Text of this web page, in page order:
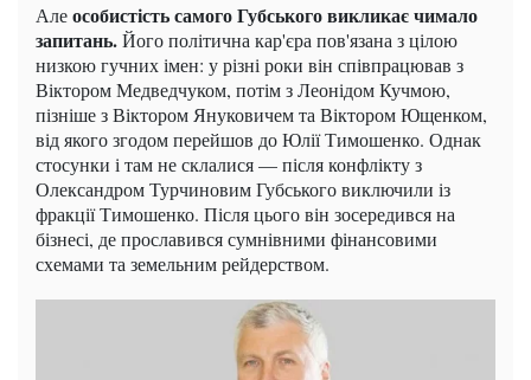
Алеособистість самого Губського викликає чимало
запитань.Його політична кар'єра пов'язана з цілою
низкою гучних імен: у різні роки він співпрацював з
Віктором Медведчуком, потім з Леонідом Кучмою,
пізніше з Віктором Януковичем та Віктором Ющенком,
від якого згодом перейшов до Юлії Тимошенко. Однак
стосунки і там не склалися — після конфлікту з
Олександром Турчиновим Губського виключили із
фракції Тимошенко. Після цього він зосередився на
бізнесі, де прославився сумнівними фінансовими
схемами та земельним рейдерством.